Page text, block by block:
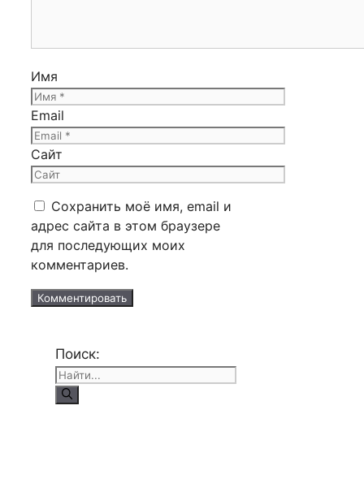
Имя
Email
Сайт
Сохранить моё имя, email и
адрес сайта в этом браузере
для последующих моих
комментариев.
Поиск: